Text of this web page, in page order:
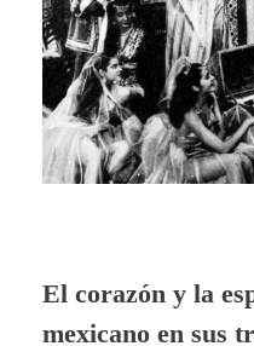
El corazón y la
mexicano en sus